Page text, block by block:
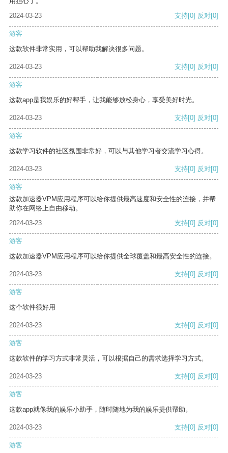
2024-03-23
支持[0] 反对[0]
游客
这款软件非常实用，可以帮助我解决很多问题。
2024-03-23 支持[0] 反对[0]
游客
这款app是我娱乐的好帮手，让我能够放松身心，享受美好时光。
2024-03-23 支持[0] 反对[0]
游客
这款学习软件的社区氛围非常好，可以与其他学习者交流学习心得。
2024-03-23 支持[0] 反对[0]
游客
这款加速器VPM应用程序可以给你提供最高速度和安全性的连接，并帮
助你在网络上自由移动。
2024-03-23
支持[0] 反对[0]
游客
这款加速器VPM应用程序可以给你提供全球覆盖和最高安全性的连接。
2024-03-23 支持[0] 反对[0]
游客
这个软件很好用
2024-03-23 支持[0] 反对[0]
游客
这款软件的学习方式非常灵活，可以根据自己的需求选择学习方式。
2024-03-23 支持[0] 反对[0]
游客
这款app就像我的娱乐小助手，随时随地为我的娱乐提供帮助。
2024-03-23 支持[0] 反对[0]
游客